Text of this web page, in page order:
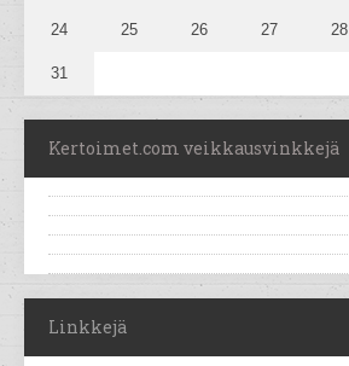
24 25 26 27 28
31
Kertoimet.com veikkausvinkkejä
Linkkejä